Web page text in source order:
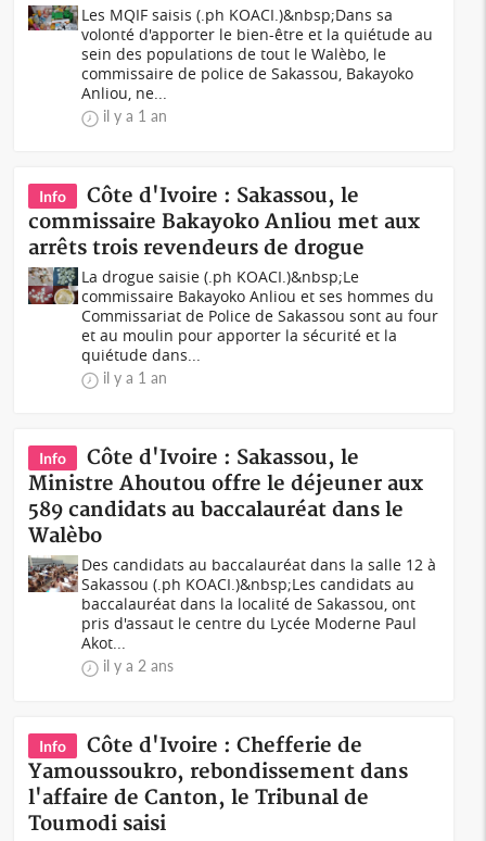
Les MQIF saisis (.ph KOACI.)&nbsp;Dans sa
volonté d'apporter le bien-être et la quiétude au
sein des populations de tout le Walèbo, le
commissaire de police de Sakassou, Bakayoko
Anliou, ne...
il y a 1 an
Info
Côte d'Ivoire : Sakassou, le
commissaire Bakayoko Anliou met aux
arrêts trois revendeurs de drogue
La drogue saisie (.ph KOACI.)&nbsp;Le
commissaire Bakayoko Anliou et ses hommes du
Commissariat de Police de Sakassou sont au four
et au moulin pour apporter la sécurité et la
quiétude dans...
il y a 1 an
Info
Côte d'Ivoire : Sakassou, le
Ministre Ahoutou offre le déjeuner aux
589 candidats au baccalauréat dans le
Walèbo
Des candidats au baccalauréat dans la salle 12 à
Sakassou (.ph KOACI.)&nbsp;Les candidats au
baccalauréat dans la localité de Sakassou, ont
pris d'assaut le centre du Lycée Moderne Paul
Akot...
il y a 2 ans
Info
Côte d'Ivoire : Chefferie de
Yamoussoukro, rebondissement dans
l'affaire de Canton, le Tribunal de
Toumodi saisi